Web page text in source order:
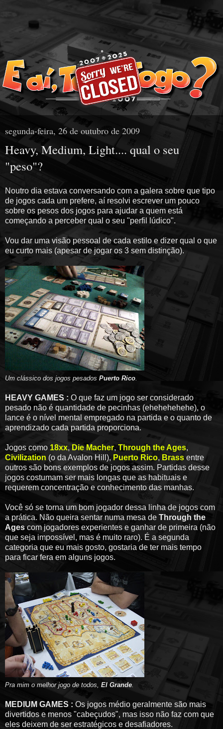
segunda-feira, 26 de outubro de 2009
Heavy, Medium, Light.... qual o seu
"peso"?
Noutro dia estava conversando com a galera sobre que tipo
de jogos cada um prefere, aí resolvi escrever um pouco
sobre os pesos dos jogos para ajudar a quem está
começando a perceber qual o seu "perfil lúdico".
Vou dar uma visão pessoal de cada estilo e dizer qual o que
eu curto mais (apesar de jogar os 3 sem distinção).
Um clássico dos jogos pesados Puerto Rico
HEAVY GAMES : O que faz um jogo ser considerado
pesado não é quantidade de pecinhas (ehehehehehe), o
lance é o nível mental empregado na partida e o quanto de
aprendizado cada partida proporciona.
Jogos como 18xx, Die Macher, Through the Ages,
Civilization (o da Avalon Hill), Puerto Rico, Brass entre
outros são bons exemplos de jogos assim. Partidas desse
jogos costumam ser mais longas que as habituais e
requerem concentração e conhecimento das manhas.
Você só se torna um bom jogador dessa linha de jogos com
a prática. Não queira sentar numa mesa de Through the
Ages com jogadores experientes e ganhar de primeira (não
que seja impossível, mas é muito raro). É a segunda
categoria que eu mais gosto, gostaria de ter mais tempo
para ficar fera em alguns jogos.
Pra mim o melhor jogo de todos, El Grande
MEDIUM GAMES : Os jogos médio geralmente são mais
divertidos e menos "cabeçudos", mas isso não faz com que
eles deixem de ser estratégicos e desafiadores.